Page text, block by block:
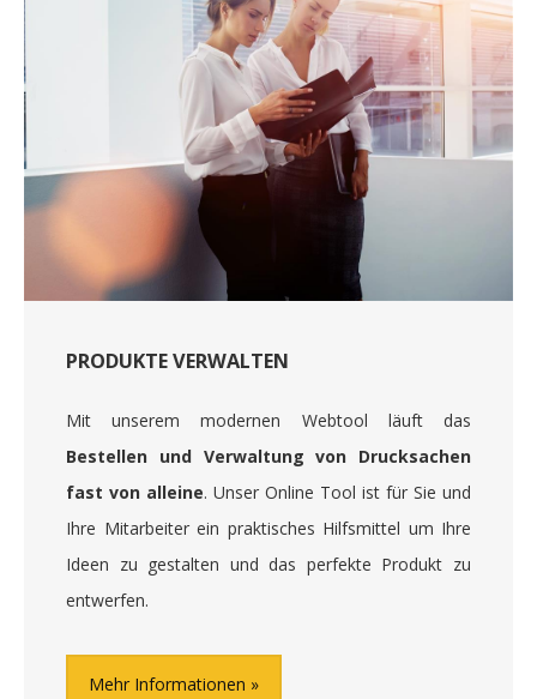
PRODUKTE VERWALTEN
Mit unserem modernen Webtool läuft das
Bestellen und Verwaltung von Drucksachen
fast von alleine. Unser Online Tool ist für Sie und
Ihre Mitarbeiter ein praktisches Hilfsmittel um Ihre
Ideen zu gestalten und das perfekte Produkt zu
entwerfen.
Mehr Informationen